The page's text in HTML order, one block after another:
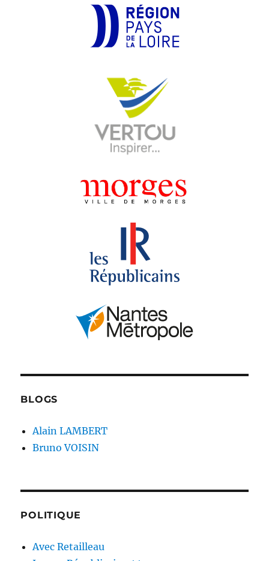
BLOGS
Alain LAMBERT
Bruno VOISIN
POLITIQUE
Avec Retailleau